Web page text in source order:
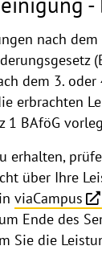
nach dem
dem 3. oder
erbrachten
1 BAföG
erhalten,
über Ihre
viaCampus
Ende des
Sie die